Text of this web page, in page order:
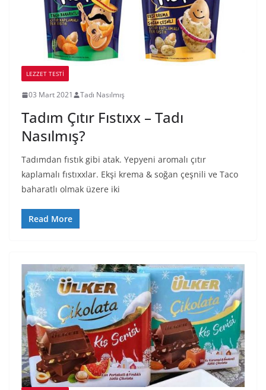
LEZZET TESTI
03 Mart 2021 Tadı Nasılmış
Tadım Çıtır Fıstıxx – Tadı
Nasılmış?
Tadımdan fıstık gibi atak. Yepyeni aromalı çıtır
kaplamalı fıstıxxlar. Ekşi krema & soğan çeşnili ve Taco
baharatlı olmak üzere iki
Read More